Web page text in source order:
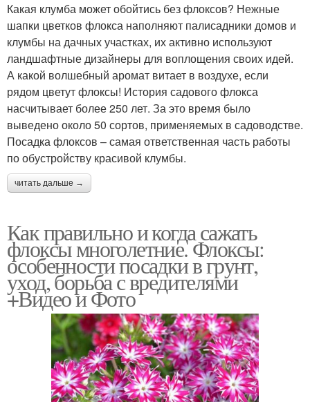
Какая клумба может обойтись без флоксов? Нежные
шапки цветков флокса наполняют палисадники домов и
клумбы на дачных участках, их активно используют
ландшафтные дизайнеры для воплощения своих идей.
А какой волшебный аромат витает в воздухе, если
рядом цветут флоксы! История садового флокса
насчитывает более 250 лет. За это время было
выведено около 50 сортов, применяемых в садоводстве.
Посадка флоксов – самая ответственная часть работы
по обустройству красивой клумбы.
читать дальше →
Как правильно и когда сажать
флоксы многолетние. Флоксы:
особенности посадки в грунт,
уход, борьба с вредителями
+Видео и Фото